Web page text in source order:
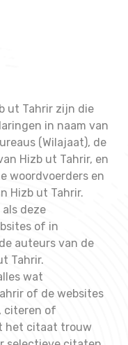
ut Tahrir zijn die
in naam van
(Wilajaat), de
Hizb ut Tahrir, en
woordvoerders en
Hizb ut Tahrir.
deze
of in
auteurs van de
Tahrir.
wat
of de websites
citeren of
het citaat trouw